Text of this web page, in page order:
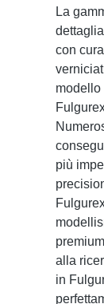
La
con
modello
più
alla
in